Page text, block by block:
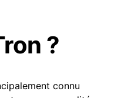
?
connu